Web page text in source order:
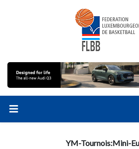
YM-Tournois:Mini-